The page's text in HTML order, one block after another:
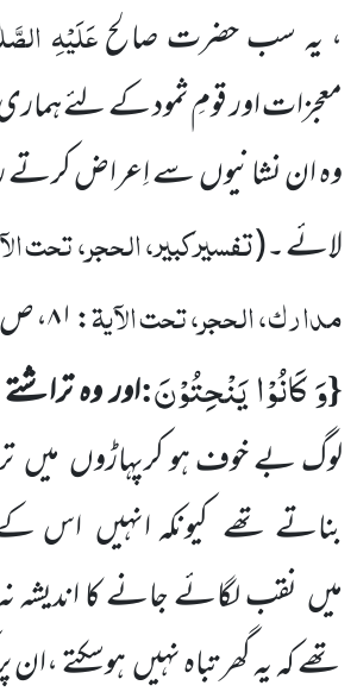
، یہ سب حضرت صالحعَلَیْہِ
معجزات اور قومِ ثمود کے لئے
وہ ان نشانیوںسے اِعراض کرتے
لائے ۔(تفسیرکبیر، الحجر، تحت
مدارک، الحجر، تحت الآیۃ: ۸۱، ص۵۸۶،
{وَ كَانُوْا یَنْحِتُوْنَ:اور وہ
لوگ بے خوف ہو کرپہاڑوں میں
بناتے تھے کیونکہانہیں اس
میں نقب لگائے جانے کا اندیشہ نہ
تھے کہ یہ گھر تباہ نہیںہوسکتے ،ان